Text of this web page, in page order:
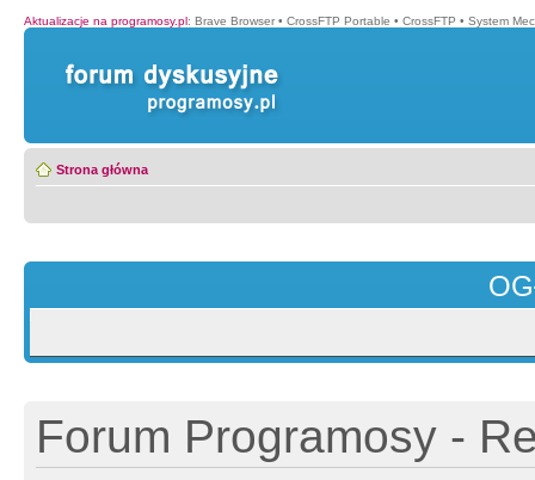
Aktualizacje na programosy.pl: Brave Browser • CrossFTP Portable • CrossFTP • System
Strona główna
Forum Programosy -